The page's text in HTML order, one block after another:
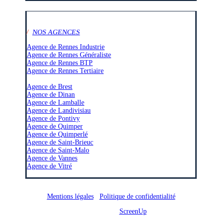
/ NOS AGENCES
Agence de Rennes Industrie
Agence de Rennes Généraliste
Agence de Rennes BTP
Agence de Rennes Tertiaire
Agence de Brest
Agence de Dinan
Agence de Lamballe
Agence de Landivisiau
Agence de Pontivy
Agence de Quimper
Agence de Quimperlé
Agence de Saint-Brieuc
Agence de Saint-Malo
Agence de Vannes
Agence de Vitré
Mentions légales/ Politique de confidentialité
ScreenUp